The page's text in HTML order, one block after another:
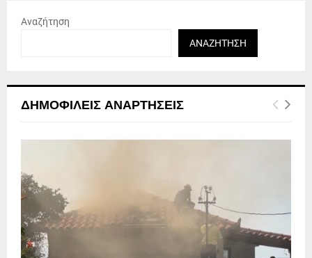
Αναζήτηση
ΑΝΑΖΉΤΗΣΗ
ΔΗΜΟΦΙΛΕΊΣ ΑΝΑΡΤΉΣΕΙΣ